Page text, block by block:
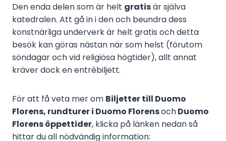
Den enda delen som är helt gratisär själva
katedralen. Att gå in i den och beundra dess
konstnärliga underverk är helt gratis och detta
besök kan göras nästan när som helst (förutom
söndagar och vid religiösa högtider), allt annat
kräver dock en entrébiljett.
För att få veta mer om Biljetter till Duomo
Florens, rundturer i Duomo FlorensochDuomo
Florens öppettider, klicka på länken nedan så
hittar du all nödvändig information: